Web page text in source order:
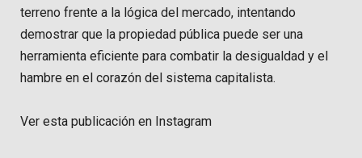
terreno frente a la lógica del mercado, intentando
demostrar que la propiedad pública puede ser una
herramienta eficiente para combatir la desigualdad y el
hambre en el corazón del sistema capitalista.
Ver esta publicación en Instagram